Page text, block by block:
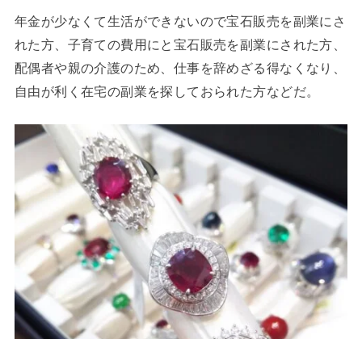
年金が少なくて生活ができないので宝石販売を副業にさ
れた方、子育ての費用にと宝石販売を副業にされた方、
配偶者や親の介護のため、仕事を辞めざる得なくなり、
自由が利く在宅の副業を探しておられた方などだ。